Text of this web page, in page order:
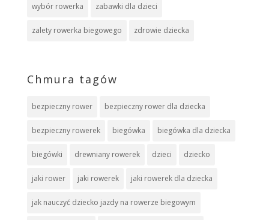
wybór rowerka zabawki dla dzieci
zalety rowerka biegowego zdrowie dziecka
Chmura tagów
bezpieczny rower bezpieczny rower dla dziecka
bezpieczny rowerek biegówka biegówka dla dziecka
biegówki drewniany rowerek dzieci dziecko
jaki rower jaki rowerek jaki rowerek dla dziecka
jak nauczyć dziecko jazdy na rowerze biegowym